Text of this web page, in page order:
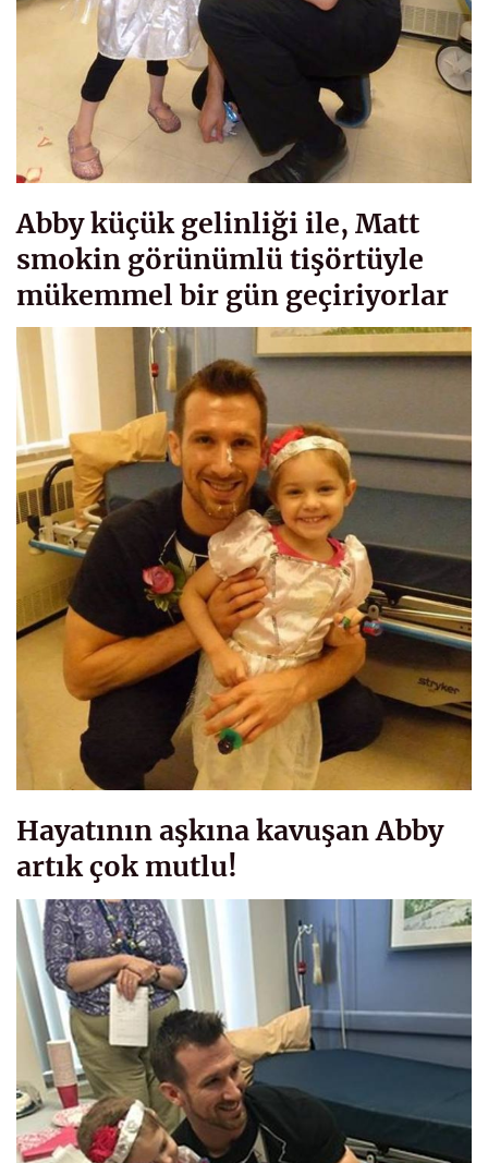
Abby küçük gelinliği ile, Matt
smokin görünümlü tişörtüyle
mükemmel bir gün geçiriyorlar
Hayatının aşkına kavuşan Abby
artık çok mutlu!